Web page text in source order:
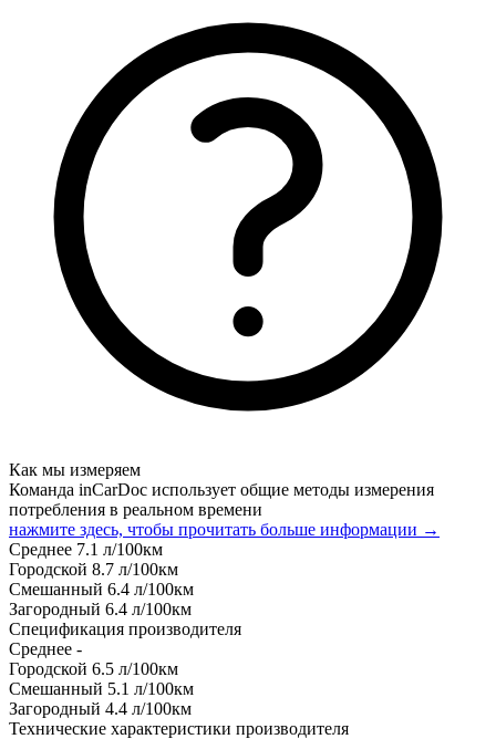
Как мы измеряем
Команда inCarDoc использует общие методы измерения
потребления в реальном времени
нажмите здесь, чтобы прочитать больше информации →
Среднее 7.1 л/100км
Городской 8.7 л/100км
Смешанный 6.4 л/100км
Загородный 6.4 л/100км
Спецификация производителя
Среднее -
Городской 6.5 л/100км
Смешанный 5.1 л/100км
Загородный 4.4 л/100км
Технические характеристики производителя